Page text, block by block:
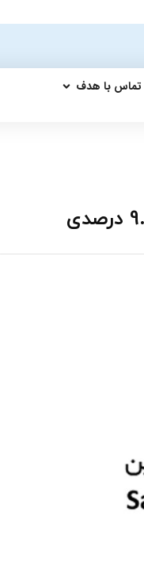
تماس با هدف